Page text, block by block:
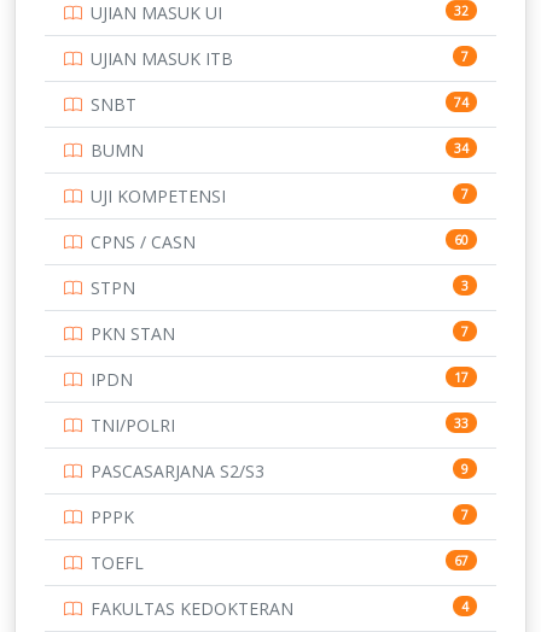
SMP 134
STIP 2
153
345
UNIVERSITAS AIRLANGGA 15
16
15
15
14
14
UNIVERSITAS CENDRAWASIH 14
15
219
11
UJIAN MASUK UI 32
UJIAN MASUK ITB 7
SNBT 74
BUMN 34
UJI KOMPETENSI 7
CPNS / CASN 60
STPN 3
PKN STAN 7
IPDN 17
TNI/POLRI 33
PASCASARJANA S2/S3 9
PPPK 7
TOEFL 67
FAKULTAS KEDOKTERAN 4